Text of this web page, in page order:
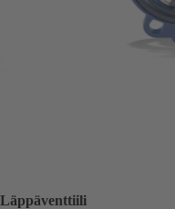
Läppäventtiili